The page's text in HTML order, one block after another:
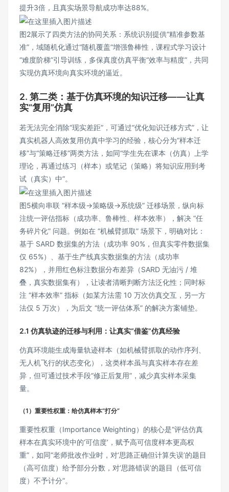
提升3倍，且真实场景导航成功率达88%。
图2展示了四类方法的协同关系：系统识别提供“精准参数基
准”，域随机化通过“随机覆盖”增强鲁棒性，课程式学习设计
“难度阶梯”引导训练，多保真度仿真平衡“效率与精度”，共同
实现仿真环境向真实环境的逼近。
2. 第二类：基于仿真环境的知识迁移——让真
实“复用”仿真
若无法完全消除“现实差距”，可通过“优化知识迁移方式”，让
真实机器人高效复用仿真中学习的经验，核心分为“样本迁
移”与“策略迁移”两类方法，如同“学生先在课本（仿真）上学
理论，再通过练习（样本）或笔记（策略）将知识应用到考
试（真实）中”。
图5横向串联 “样本级→策略级→系统级” 迁移场景，纵向标
注统一评估指标（成功率、鲁棒性、样本效率），解决 “任
务碎片化” 问题。例如在 “机械臂抓取” 场景下，明确对比：
基于 SARD 数据集的方法（成功率 90%，但真实零件数据集
仅 65%）、基于生产线真实数据集的方法（成功率
82%），并用红色标注数据分布差异（SARD 无油污 / 堆
叠，真实数据集有），让读者清晰判断方法泛化性；同时标
注 “样本效率” 指标（如某方法需 10 万次仿真交互，另一方
法仅 5 万次），为后文 “统一评估体系” 的解决方案铺垫。
2.1 仿真轨迹的迁移与利用：让真实“借鉴”仿真经验
仿真环境能生成海量轨迹样本（如机械臂抓取的动作序列、
无人机飞行的状态变化），这类样本虽与真实样本存在差
异，但可通过技术手段“修正后复用”，减少真实样本采集
量。
（1）重要性权重：给仿真样本“打分”
重要性权重（Importance Weighting）的核心是“评估仿真
样本在真实环境中的‘可信度’，赋予高可信度样本更高权
重”，如同“老师批改作业时，对‘思路正确但计算失误’的题目
（高可信度）给予部分分数，对‘思路错误’的题目（低可信
度）不予计分”。